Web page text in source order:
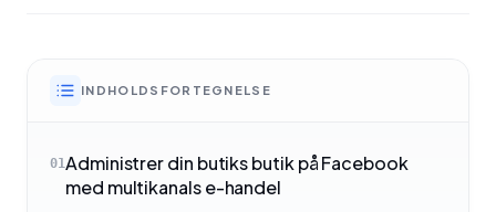
INDHOLDSFORTEGNELSE
01Administrer din butiks butik på Facebook
med multikanals e-handel